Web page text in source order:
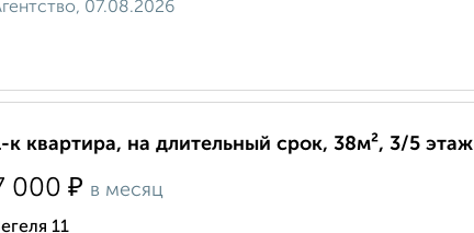
07.08.2026
к квартира, на длительный срок, 38м², 3/5 этаж
000 ₽ в месяц
11